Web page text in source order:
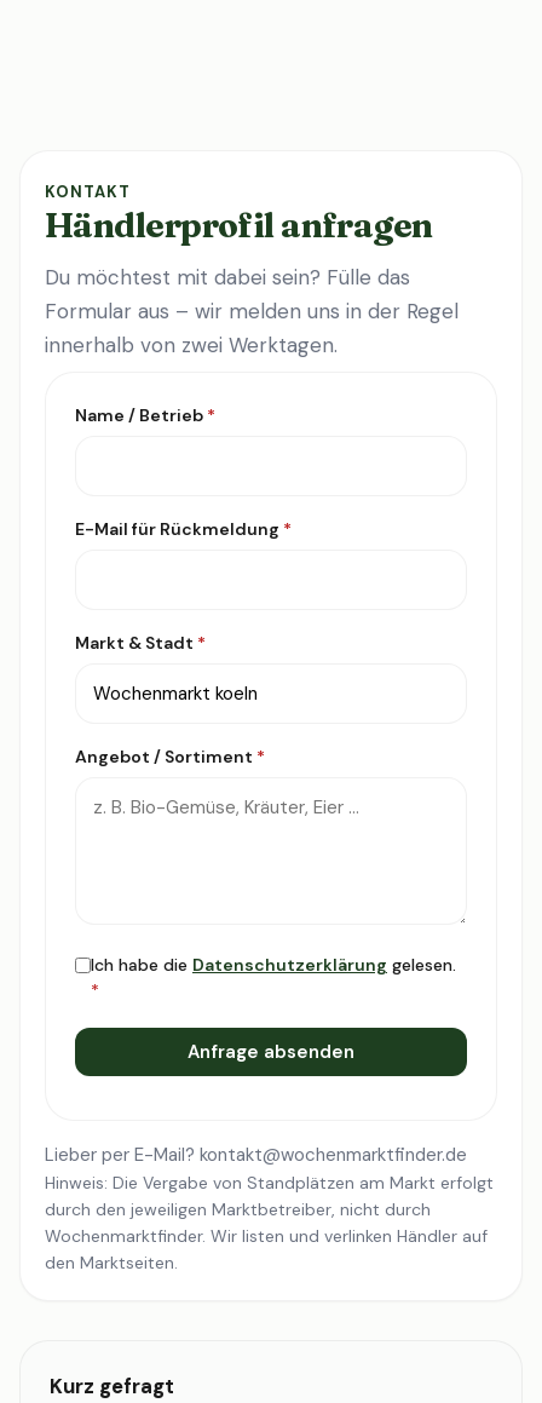
KONTAKT
Händlerprofil anfragen
Du möchtest mit dabei sein? Fülle das
Formular aus – wir melden uns in der Regel
innerhalb von zwei Werktagen.
Name / Betrieb *
E-Mail für Rückmeldung *
Markt & Stadt *
Angebot / Sortiment *
Ich habe die Datenschutzerklärung gelesen.
*
Anfrage absenden
Lieber per E-Mail? kontakt@wochenmarktfinder.de
Hinweis: Die Vergabe von Standplätzen am Markt erfolgt
durch den jeweiligen Marktbetreiber, nicht durch
Wochenmarktfinder. Wir listen und verlinken Händler auf
den Marktseiten.
Kurz gefragt